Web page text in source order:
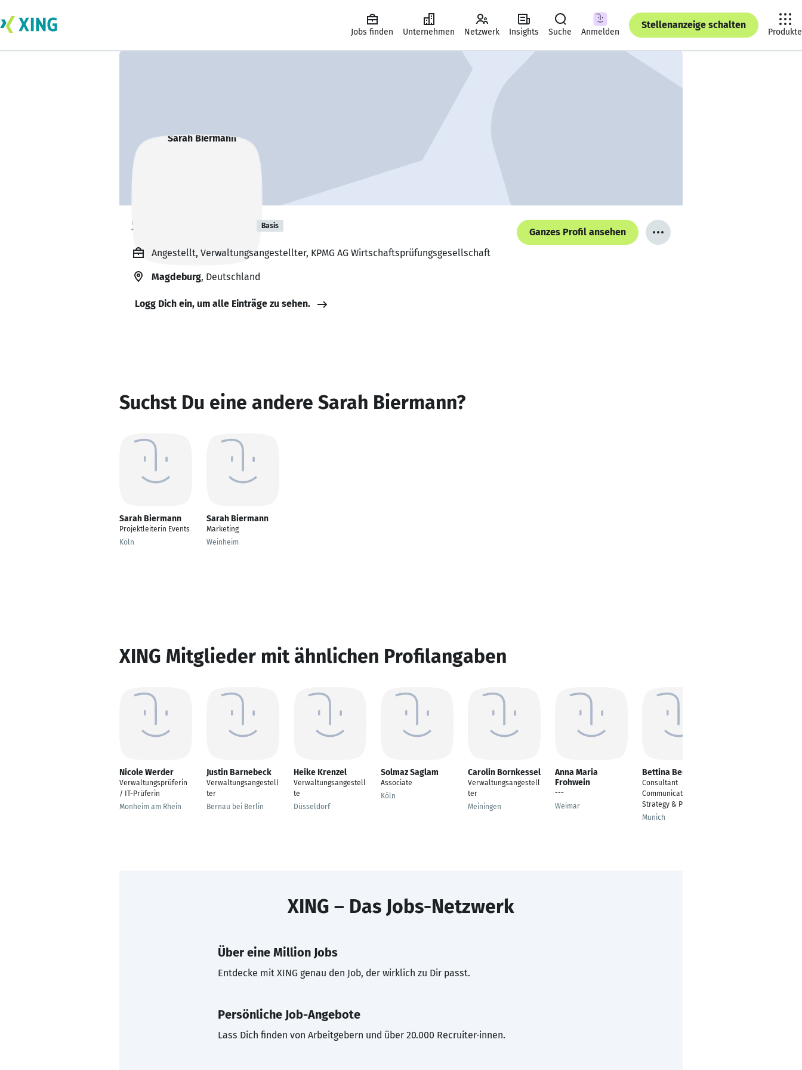
Jobs finden Unternehmen Netzwerk Insights Suche Anmelden
Stellenanzeige schalten
Produkte
Sarah Biermann Basis
Ganzes Profil ansehen
Angestellt, Verwaltungsangestellter, KPMG AG Wirtschaftsprüfungsgesellschaft
Magdeburg, Deutschland
Logg Dich ein, um alle Einträge zu sehen.
Suchst Du eine andere Sarah Biermann?
Sarah Biermann
Projektleiterin Events
Köln
Sarah Biermann
Marketing
Weinheim
XING Mitglieder mit ähnlichen Profilangaben
Nicole Werder
Verwaltungsprüferin
/ IT-Prüferin
Monheim am Rhein
Justin Barnebeck
Verwaltungsangestell
ter
Bernau bei Berlin
Heike Krenzel
Verwaltungsangestell
te
Düsseldorf
Solmaz Saglam
Associate
Köln
Carolin Bornkessel
Verwaltungsangestell
ter
Meiningen
Anna Maria
Frohwein
---
Weimar
Bettina Bergbauer
Consultant
Communications
Strategy & Planning
Munich
XING – Das Jobs-Netzwerk
Über eine Million Jobs
Entdecke mit XING genau den Job, der wirklich zu Dir passt.
Persönliche Job-Angebote
Lass Dich finden von Arbeitgebern und über 20.000 Recruiter·innen.